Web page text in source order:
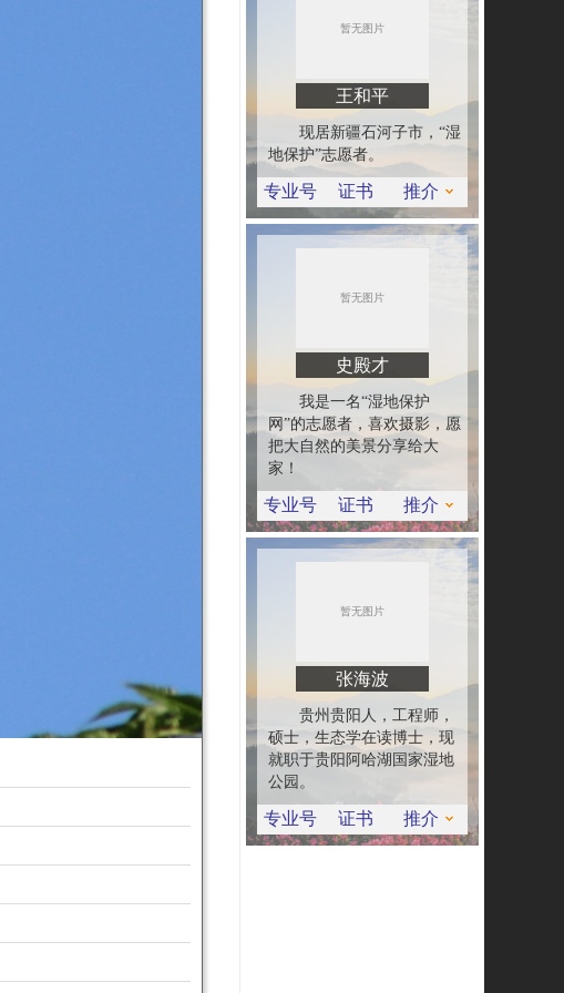
王和平
现居新疆石河子市，“湿
地保护”志愿者。
专业号 证书 推介
史殿才
我是一名“湿地保护
网”的志愿者，喜欢摄影，愿
把大自然的美景分享给大
家！
专业号 证书 推介
张海波
贵州贵阳人，工程师，
硕士，生态学在读博士，现
就职于贵阳阿哈湖国家湿地
公园。
专业号 证书 推介